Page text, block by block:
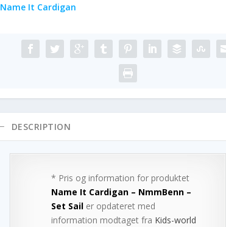
Name It Cardigan
DESCRIPTION
* Pris og information for produktet
Name It Cardigan – NmmBenn –
Set Sailer opdateret med
information modtaget fra Kids-world